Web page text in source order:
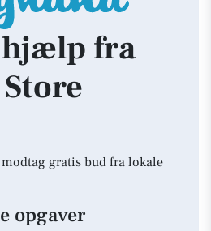
fra
gratis bud fra lokale
opgaver